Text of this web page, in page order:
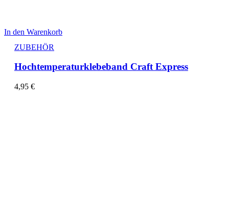
In den Warenkorb
ZUBEHÖR
Hochtemperaturklebeband Craft Express
4,95 €